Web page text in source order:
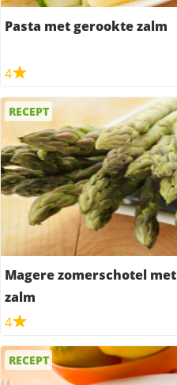
Pasta met gerookte zalm
4
RECEPT
Magere zomerschotel
zalm
4
RECEPT